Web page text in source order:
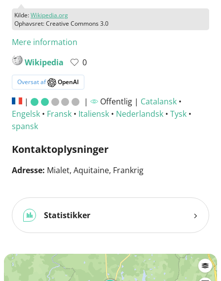
Kilde:Wikipedia.org
Ophavsret: Creative Commons 3.0
Mere information
Wikipedia
0
Oversat af OpenAI
| | Offentlig | Catalansk•
Engelsk • Fransk • Italiensk • Nederlandsk • Tysk •
spansk
Kontaktoplysninger
Adresse: Mialet, Aquitaine, Frankrig
Statistikker